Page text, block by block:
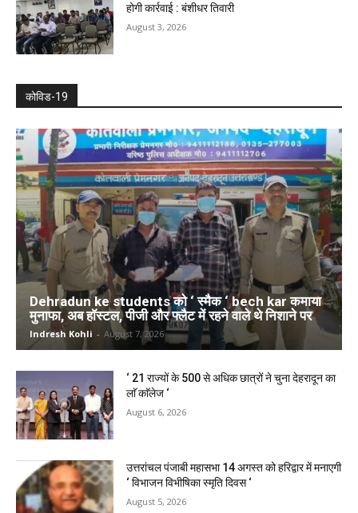
होगी कार्रवाई : बंशीधर तिवारी
August 3, 2026
कोविड-19
Dehradun ke students को ‘ स्मैक ‘ bech kar कमाया
मुनाफा, अब हॉस्टल, पीजी और फ्लैट में रहने वाले थे निशाने पर
Indresh Kohli - August 7, 2026
‘ 21 राज्यों के 500 से अधिक छात्रों ने चुना देहरादून का
लाॅ काॅलेज ‘
August 6, 2026
उत्तरांचल पंजाबी महासभा 14 अगस्त को हरिद्वार में मनाएगी
‘ विभाजन विभीषिका स्मृति दिवस ‘
August 5, 2026